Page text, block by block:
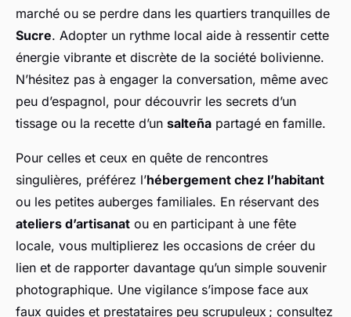
marché ou se perdre dans les quartiers tranquilles de
Sucre. Adopter un rythme local aide à ressentir cette
énergie vibrante et discrète de la société bolivienne.
N’hésitez pas à engager la conversation, même avec
peu d’espagnol, pour découvrir les secrets d’un
tissage ou la recette d’un salteña partagé en famille.
Pour celles et ceux en quête de rencontres
singulières, préférez l’hébergement chez l’habitant
ou les petites auberges familiales. En réservant des
ateliers d’artisanat ou en participant à une fête
locale, vous multiplierez les occasions de créer du
lien et de rapporter davantage qu’un simple souvenir
photographique. Une vigilance s’impose face aux
faux guides et prestataires peu scrupuleux ; consultez